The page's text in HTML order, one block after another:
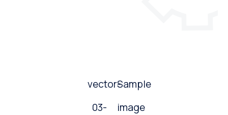
vector-
03-
Sample
image